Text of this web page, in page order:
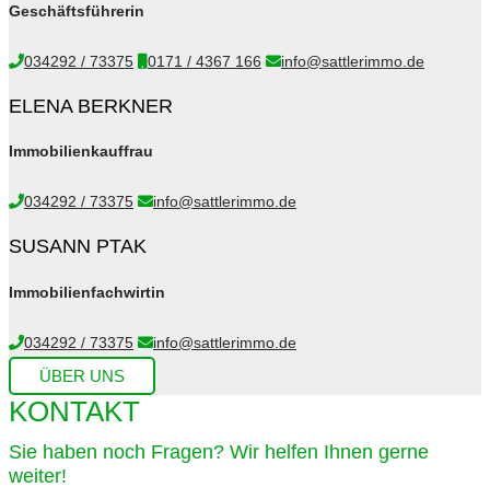
Geschäftsführerin
034292 / 73375 0171 / 4367 166 info@sattlerimmo.de
ELENA BERKNER
Immobilienkauffrau
034292 / 73375 info@sattlerimmo.de
SUSANN PTAK
Immobilienfachwirtin
034292 / 73375 info@sattlerimmo.de
ÜBER UNS
KONTAKT
Sie haben noch Fragen? Wir helfen Ihnen gerne
weiter!​